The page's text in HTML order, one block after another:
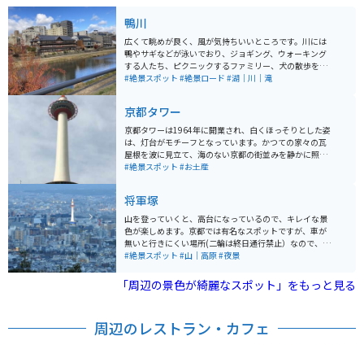
鴨川
広くて眺めが良く、風が気持ちいいところです。川には
鴨やサギなどが泳いでおり、ジョギング、ウォーキング
する人たち、ピクニックするファミリー、犬の散歩を楽
しむ人など、いろんな方々が行き交います。春は桜が楽
#絶景スポット #絶景ロード #湖｜川｜滝
京都タワー
京都タワーは1964年に開業され、白くほっそりとした姿
は、灯台がモチーフとなっています。かつての家々の瓦
屋根を波に見立て、海のない京都の街並みを静かに照ら
し続けています。 京都市街で一番高く、地上100メート
京都の絶景を楽しむことができます。
#絶景スポット #お土産
将軍塚
山を登っていくと、高台になっているので、キレイな景
色が楽しめます。京都では有名なスポットですが、車が
無いと行きにくい場所(二輪は終日通行禁止）なので、そ
んなに混雑することもなく、ゆっくり楽しむことが出来
い駐車場もあります。
#絶景スポット #山｜高原#夜景
「周辺の景色が綺麗なスポット」をもっと見る
周辺のレストラン・カフェ